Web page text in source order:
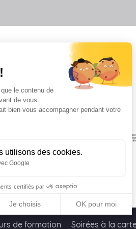
le contenu de
de vous
bien vous accompagner pendant votre
utilisons des cookies.
Google
certifiés par
Je choisis OK pour moi
du Consentement : Personnalisez
de formation Soirées à la